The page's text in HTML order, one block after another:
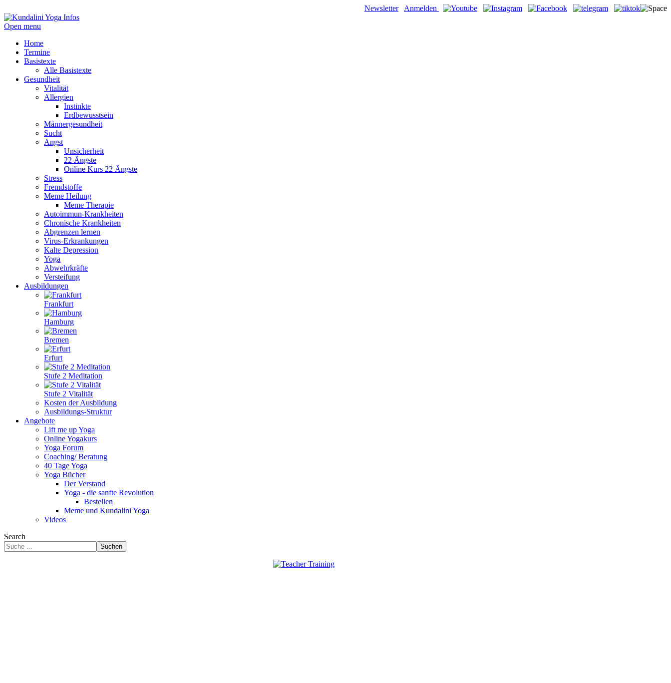
Newsletter Anmelden
Open menu
Home
Termine
Basistexte
Alle Basistexte
Gesundheit
Vitalität
Allergien
Instinkte
Erdbewusstsein
Männergesundheit
Sucht
Angst
Unsicherheit
22 Ängste
Online Kurs 22 Ängste
Stress
Fremdstoffe
Meme Heilung
Meme Therapie
Autoimmun-Krankheiten
Chronische Krankheiten
Abgrenzen lernen
Virus-Erkrankungen
Kalte Depression
Yoga
Abwehrkräfte
Versteifung
Ausbildungen
Frankfurt
Hamburg
Bremen
Erfurt
Stufe 2 Meditation
Stufe 2 Vitalität
Kosten der Ausbildung
Ausbildungs-Struktur
Angebote
Lift me up Yoga
Online Yogakurs
Yoga Forum
Coaching/ Beratung
40 Tage Yoga
Yoga Bücher
Der Verstand
Yoga - die sanfte Revolution
Bestellen
Meme und Kundalini Yoga
Videos
Search
Suchen